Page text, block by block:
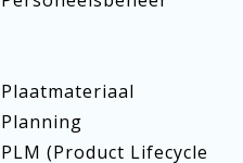
Plaatmateriaal
Planning
PLM (Product Lifecycle